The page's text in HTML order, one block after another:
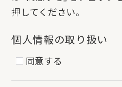
押してください。
個人情報の取り扱い
同意する